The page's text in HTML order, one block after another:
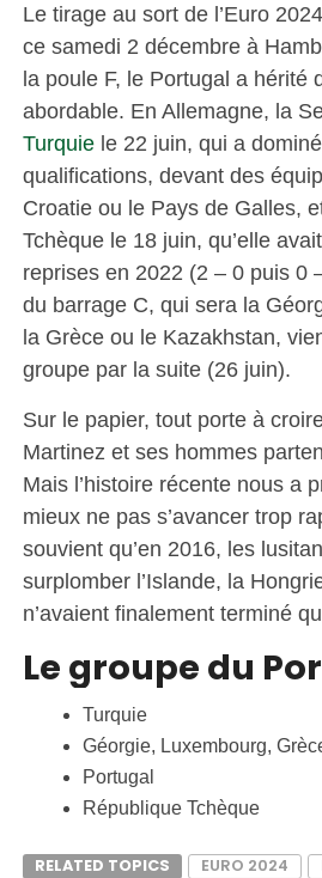
Le tirage au sort de l’Euro
ce samedi 2 décembre à
la poule F, le Portugal a hérité
abordable. En Allemagne, la
Turquiele 22 juin, qui a
qualifications, devant des
Croatie ou le Pays de Galles,
Tchèque le 18 juin, qu’elle
reprises en 2022 (2 – 0 puis 0
du barrage C, qui sera la
la Grèce ou le Kazakhstan,
groupe par la suite (26 juin).
Sur le papier, tout porte à
Martinez et ses hommes
Mais l’histoire récente nous a
mieux ne pas s’avancer trop
souvient qu’en 2016, les
surplomber l’Islande, la
n’avaient finalement terminé
Le groupe du
Turquie
Géorgie, Luxembourg,
Portugal
République Tchèque
RELATED TOPICS EURO 2024